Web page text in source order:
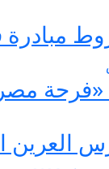
العرين